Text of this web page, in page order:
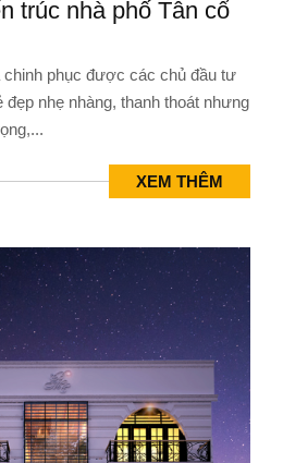
trúc nhà phố Tân cổ
chinh phục được các chủ đầu tư
nhẹ nhàng, thanh thoát nhưng
XEM THÊM